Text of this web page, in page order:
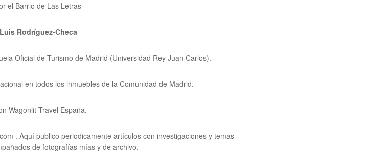
el Barrio de Las Letras
Rodríguez-Checa
Oficial de Turismo de Madrid (Universidad Rey Juan Carlos).
en todos los inmuebles de la Comunidad de Madrid.
Wagonlit Travel España.
. Aquí publico periodicamente artículos con investigaciones y temas
de fotografías mías y de archivo.